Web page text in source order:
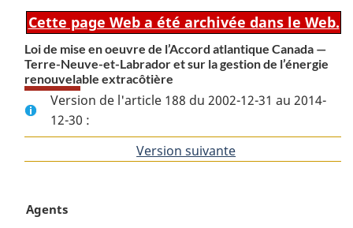
Cette page Web a été archivée dans le Web.
Loi de mise en oeuvre de l’Accord atlantique Canada —
Terre-Neuve-et-Labrador et sur la gestion de l’énergie
renouvelable extracôtière
Version de l'article 188 du 2002-12-31 au 2014-
12-30 :
Version suivante
N
Agents